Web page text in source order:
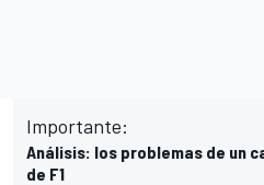
Importante:
Análisis: los problemas de un
de F1